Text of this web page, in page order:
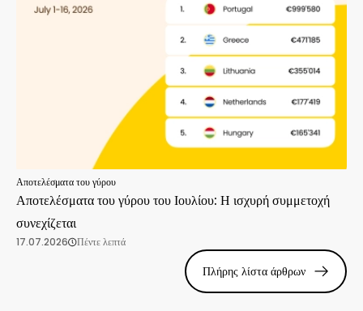
Αποτελέσματα του γύρου
Αποτελέσματα του γύρου του Ιουλίου: Η ισχυρή συμμετοχή
συνεχίζεται
17.07.2026 Πέντε λεπτά
Πλήρης λίστα άρθρων